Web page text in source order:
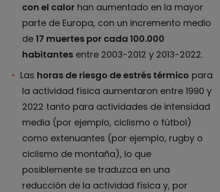
con el calor han aumentado en la mayor
parte de Europa, con un incremento medio
de 17 muertes por cada 100.000
habitantes entre 2003-2012 y 2013-2022.
Las horas de riesgo de estrés térmico para
la actividad física aumentaron entre 1990 y
2022 tanto para actividades de intensidad
media (por ejemplo, ciclismo o fútbol)
como extenuantes (por ejemplo, rugby o
ciclismo de montaña), lo que
posiblemente se traduzca en una
reducción de la actividad física y, por